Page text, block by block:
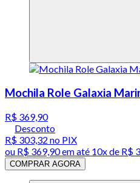
Mochila Role Galaxia
R$ 369,90
Desconto
R$ 303,32 no PIX
ou R$ 369,90em até 10x de R$
COMPRAR AGORA